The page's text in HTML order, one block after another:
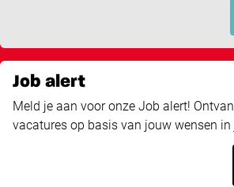
Job alert
Meld je aan voor onze Job alert!
vacatures op basis van jouw wensen in